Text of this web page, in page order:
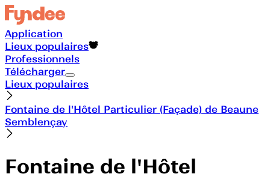
Application
Lieux populaires
Professionnels
Télécharger
Lieux populaires
Fontaine de l'Hôtel Particulier (Façade) de Beaune
Semblençay
Fontaine de l'Hôtel